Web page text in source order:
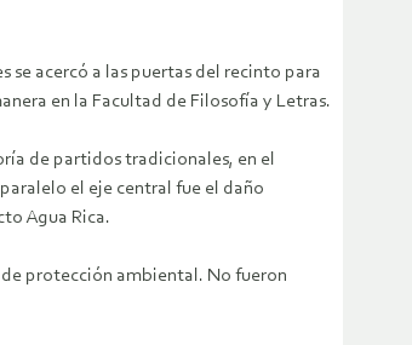
acercó a las puertas del recinto para
en la Facultad de Filosofía y Letras.
de partidos tradicionales, en el
el eje central fue el daño
Agua Rica.
protección ambiental. No fueron